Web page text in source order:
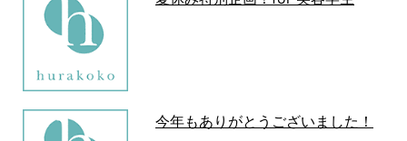
今年もありがとうございました！